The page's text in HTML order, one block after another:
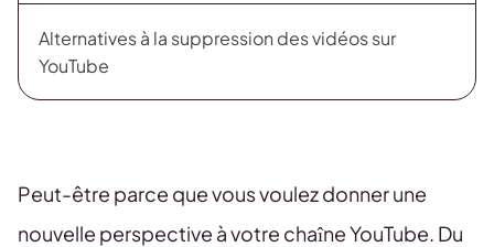
Alternatives à la suppression des vidéos sur
YouTube
Peut-être parce que vous voulez donner une
nouvelle perspective à votre chaîne YouTube. Du